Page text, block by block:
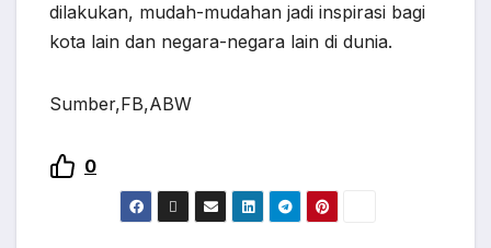
dilakukan, mudah-mudahan jadi inspirasi bagi
kota lain dan negara-negara lain di dunia.
Sumber,FB,ABW
0